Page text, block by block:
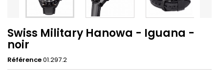
Swiss Military Hanowa - Iguana -
noir
Référence01.297.2